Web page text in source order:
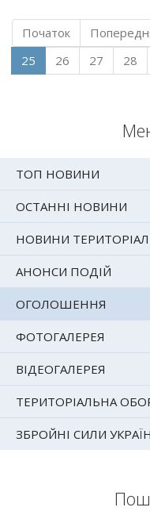
ТОП НОВИНИ
ОСТАННІ НОВИНИ
НОВИНИ
АНОНСИ ПОДІЙ
ОГОЛОШЕННЯ
ФОТОГАЛЕРЕЯ
ВІДЕОГАЛЕРЕЯ
ТЕРИТОРІАЛЬНА
ЗБРОЙНІ СИЛИ
Початок
25
26 27 28